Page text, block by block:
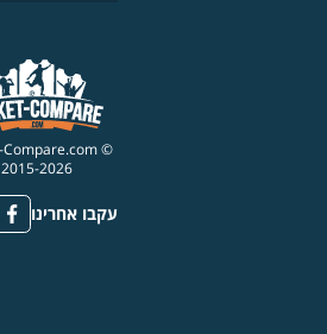
© Ticket-Compare.com
2015-2026
עקבו אחרינו